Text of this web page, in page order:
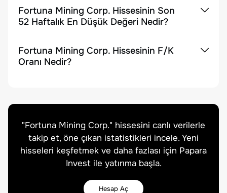
Fortuna Mining Corp. Hissesinin Son
52 Haftalık En Düşük Değeri Nedir?
Fortuna Mining Corp. Hissesinin F/K
Oranı Nedir?
"Fortuna Mining Corp." hissesini canlı verilerle
takip et, öne çıkan istatistikleri incele. Yeni
hisseleri keşfetmek ve daha fazlası için Papara
Invest ile yatırıma başla.
Hesap Aç